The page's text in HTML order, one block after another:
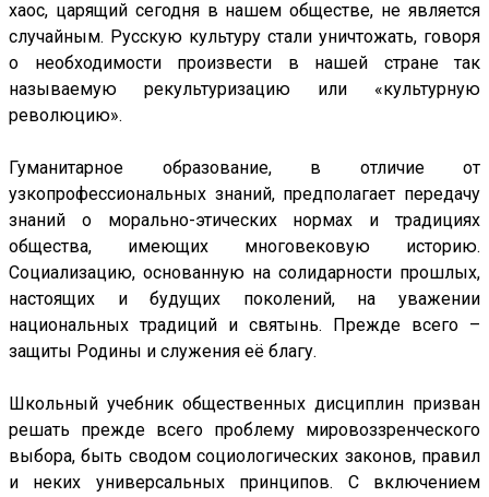
хаос, царящий сегодня в нашем обществе, не является
случайным. Русскую культуру стали уничтожать, говоря
о необходимости произвести в нашей стране так
называемую рекультуризацию или «культурную
революцию».
Гуманитарное образование, в отличие от
узкопрофессиональных знаний, предполагает передачу
знаний о морально-этических нормах и традициях
общества, имеющих многовековую историю.
Социализацию, основанную на солидарности прошлых,
настоящих и будущих поколений, на уважении
национальных традиций и святынь. Прежде всего –
защиты Родины и служения её благу.
Школьный учебник общественных дисциплин призван
решать прежде всего проблему мировоззренческого
выбора, быть сводом социологических законов, правил
и неких универсальных принципов. С включением